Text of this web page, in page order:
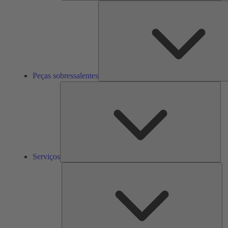
Peças sobressalentes
Serviços